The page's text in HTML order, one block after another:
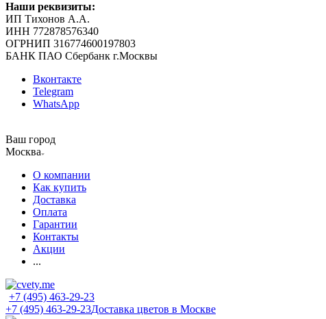
Наши реквизиты:
ИП Тихонов А.А.
ИНН 772878576340
ОГРНИП 316774600197803
БАНК ПАО Сбербанк г.Москвы
Вконтакте
Telegram
WhatsApp
Ваш город
Москва
О компании
Как купить
Доставка
Оплата
Гарантии
Контакты
Акции
...
+7 (495) 463-29-23
+7 (495) 463-29-23Доставка цветов в Москве